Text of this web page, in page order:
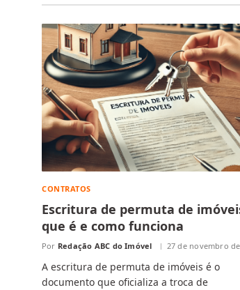
CONTRATOS
Escritura de permuta de
que é e como funciona
Por Redação ABC do Imóvel 27 de novembro
A escritura de permuta de imóveis é o
documento que oficializa a troca de